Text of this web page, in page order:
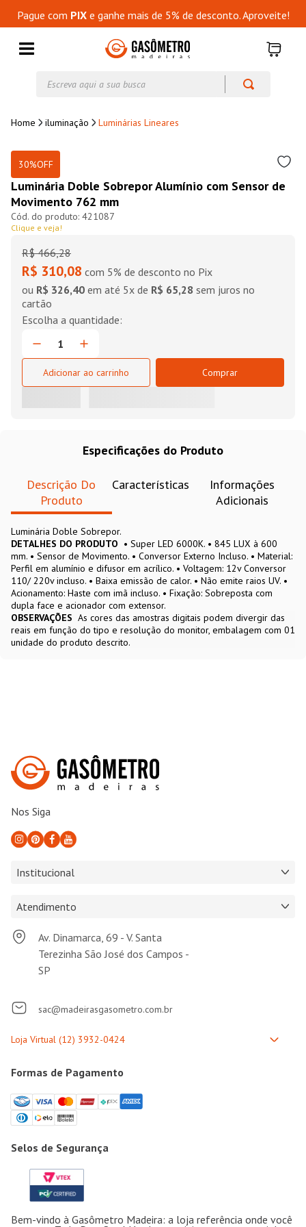
Pague com PIXe ganhe mais de 5% de desconto. Aproveite!
iluminação Luminárias Lineares
30%OFF
Luminária Doble Sobrepor Alumínio com Sensor de
Movimento 762 mm
421087
Clique e veja!
R$ 466,28
R$ 310,08 com 5% de desconto no Pix
ou R$ 326,40 em até 5x de R$ 65,28 sem juros no
cartão
Adicionar ao carrinho Comprar
Especificações do Produto
Descrição Do
Produto
Características
Informações
Adicionais
Luminária Doble Sobrepor.
DETALHES DO PRODUTO • Super LED 6000K. • 845 LUX à 600
mm. • Sensor de Movimento. • Conversor Externo Incluso. • Material:
Perfil em alumínio e difusor em acrílico. • Voltagem: 12v Conversor
110/ 220v incluso. • Baixa emissão de calor. • Não emite raios UV. •
Acionamento: Haste com imã incluso. • Fixação: Sobreposta com
dupla face e acionador com extensor.
OBSERVAÇÕES As cores das amostras digitais podem divergir das
reais em função do tipo e resolução do monitor, embalagem com 01
unidade do produto descrito.
Nos Siga
Institucional
Atendimento
Av. Dinamarca, 69 - V. Santa
Terezinha São José dos Campos -
SP
sac@madeirasgasometro.com.br
Formas de Pagamento
Selos de Segurança
Bem-vindo à Gasômetro Madeira: a loja referência onde você